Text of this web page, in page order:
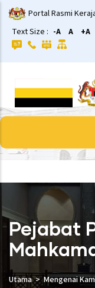
Langkau
ke
kandungan
utama
Portal Rasmi
Text Size : -A A +A
Pejabat
Utama Mengenai